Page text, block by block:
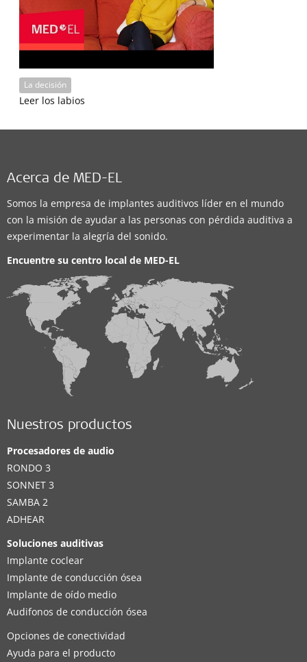
La decisión
Leer los labios
Acerca de MED-EL
Somos la empresa de implantes auditivos líder en el mundo
con la misión de ayudar a las personas con pérdida auditiva a
experimentar la alegría del sonido.
Encuentre su centro local de MED-EL
Nuestros productos
Procesadores de audio
RONDO 3
SONNET 3
SAMBA 2
ADHEAR
Soluciones auditivas
Implante coclear
Implante de conducción ósea
Implante de oído medio
Audifonos de conducción ósea
Opciones de conectividad
Ayuda para el producto